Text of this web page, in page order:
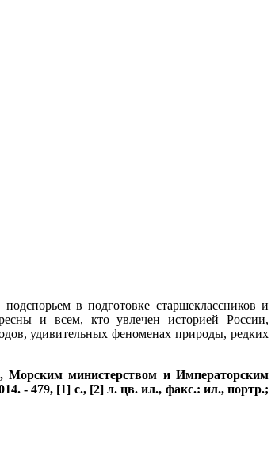
в подготовке старшеклассников и
и всем, кто увлечен историей России,
удивительных феноменах природы, редких
Морским министерством и Императорским
- 479, [1] с., [2] л. цв. ил., факс.: ил., портр.;